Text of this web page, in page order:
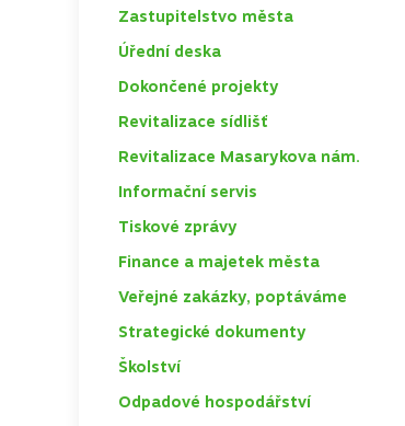
Zastupitelstvo města
Úřední deska
Dokončené projekty
Revitalizace sídlišť
Revitalizace Masarykova nám.
Informační servis
Tiskové zprávy
Finance a majetek města
Veřejné zakázky, poptáváme
Strategické dokumenty
Školství
Odpadové hospodářství